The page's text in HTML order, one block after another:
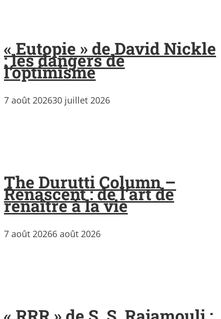
« Eutopie » de David Nickle
: les dangers de
l’optimisme
7 août 202630 juillet 2026
The Durutti Column –
Renascent : de l’art de
renaître à la vie
7 août 20266 août 2026